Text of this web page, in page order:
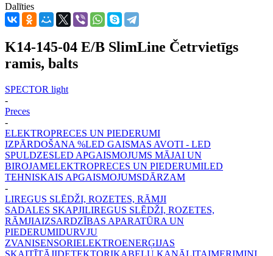
Dalīties
K14-145-04 E/B SlimLine Četrvietīgs
ramis, balts
SPECTOR light
-
Preces
-
ELEKTROPRECES UN PIEDERUMI
IZPĀRDOŠANA %LED GAISMAS AVOTI - LED
SPULDZESLED APGAISMOJUMS MĀJAI UN
BIROJAMELEKTROPRECES UN PIEDERUMILED
TEHNISKAIS APGAISMOJUMSDĀRZAM
-
LIREGUS SLĒDŽI, ROZETES, RĀMJI
SADALES SKAPJILIREGUS SLĒDŽI, ROZETES,
RĀMJIAIZSARDZĪBAS APARATŪRA UN
PIEDERUMIDURVJU
ZVANISENSORIELEKTROENERĢIJAS
SKAITĪTĀJIDETEKTORIKABEĻU KANĀLITAIMERIMINI